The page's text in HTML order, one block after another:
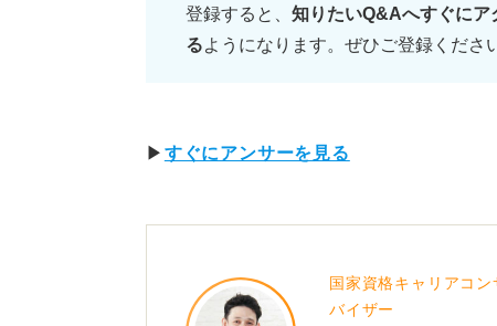
専門的な知識がない私でも、ゲーム
登録すると、 知りたいQ&Aへすぐにア
るようになります。ぜひご登録くださ
▶ すぐにアンサーを見る
国家資格キャリアコ
バイザー